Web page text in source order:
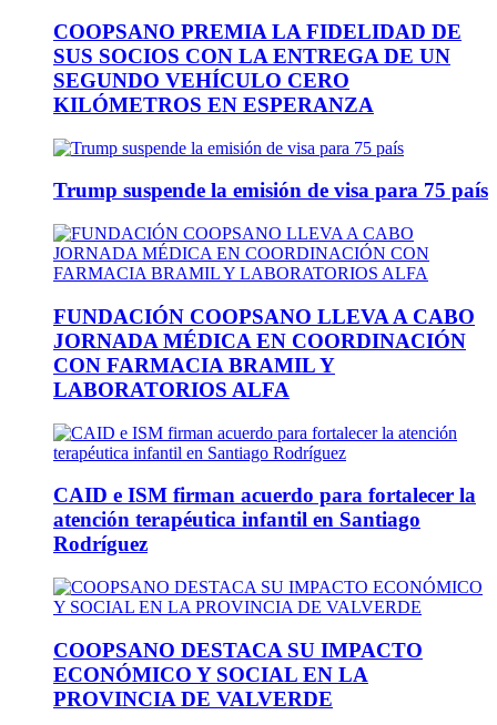
COOPSANO PREMIA LA FIDELIDAD DE
SUS SOCIOS CON LA ENTREGA DE UN
SEGUNDO VEHÍCULO CERO
KILÓMETROS EN ESPERANZA
Trump suspende la emisión de visa para 75 país
FUNDACIÓN COOPSANO LLEVA A CABO
JORNADA MÉDICA EN COORDINACIÓN
CON FARMACIA BRAMIL Y
LABORATORIOS ALFA
CAID e ISM firman acuerdo para fortalecer la
atención terapéutica infantil en Santiago
Rodríguez
COOPSANO DESTACA SU IMPACTO
ECONÓMICO Y SOCIAL EN LA
PROVINCIA DE VALVERDE